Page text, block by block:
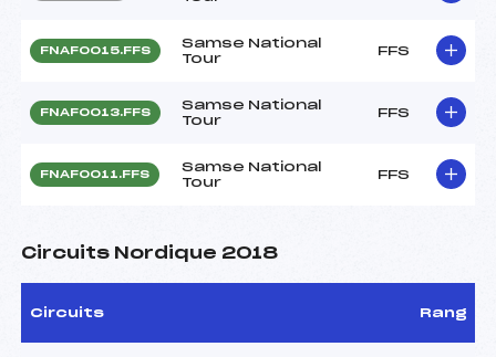
FNAF0015.FFS
Samse National
Tour
FFS
FNAF0013.FFS
Samse National
Tour
FFS
FNAF0011.FFS
Samse National
Tour
FFS
Circuits Nordique 2018
Circuits Rang